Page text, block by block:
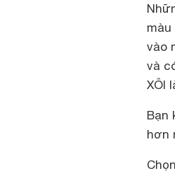
màu
vào
và
XÔI
Bạn
hơn